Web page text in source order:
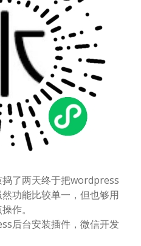
了两天终于把wordpress
功能比较单一，但也够用
作。
台安装插件，微信开发